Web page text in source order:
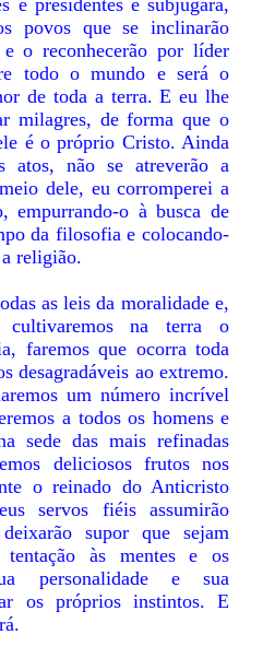
e presidentes e subjugará,
povos que se inclinarão
o reconhecerão por líder
todo o mundo e será o
de toda a terra. E eu lhe
milagres, de forma que o
é o próprio Cristo. Ainda
atos, não se atreverão a
dele, eu corromperei a
empurrando-o à busca de
da filosofia e colocando-
religião.
as leis da moralidade e,
cultivaremos na terra o
faremos que ocorra toda
desagradáveis ao extremo.
um número incrível
a todos os homens e
sede das mais refinadas
deliciosos frutos nos
o reinado do Anticristo
servos fiéis assumirão
supor que sejam
tentação às mentes e os
personalidade e sua
os próprios instintos. E